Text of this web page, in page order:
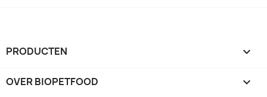
PRODUCTEN 
OVER BIOPETFOOD 